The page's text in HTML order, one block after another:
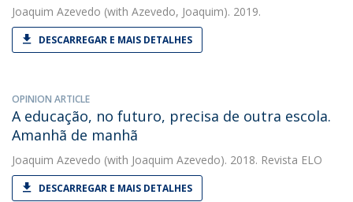
Joaquim Azevedo (with Azevedo, Joaquim). 2019.
DESCARREGAR E MAIS DETALHES
OPINION ARTICLE
A educação, no futuro, precisa de outra escola.
Amanhã de manhã
Joaquim Azevedo (with Joaquim Azevedo). 2018. Revista ELO
DESCARREGAR E MAIS DETALHES